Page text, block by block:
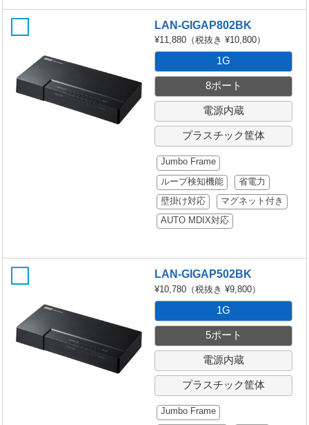
LAN-GIGAP802BK
¥11,880（税抜き ¥10,800）
1G
8ポート
電源内蔵
プラスチック筐体
Jumbo Frame
ループ検知機能
省電力
壁掛け対応
マグネット付き
AUTO MDIX対応
LAN-GIGAP502BK
¥10,780（税抜き ¥9,800）
1G
5ポート
電源内蔵
プラスチック筐体
Jumbo Frame